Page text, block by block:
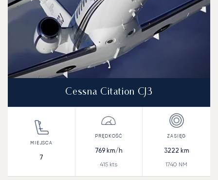
Cessna Citation CJ3
7
769km/h
415 kts
3222 km
1740 NM